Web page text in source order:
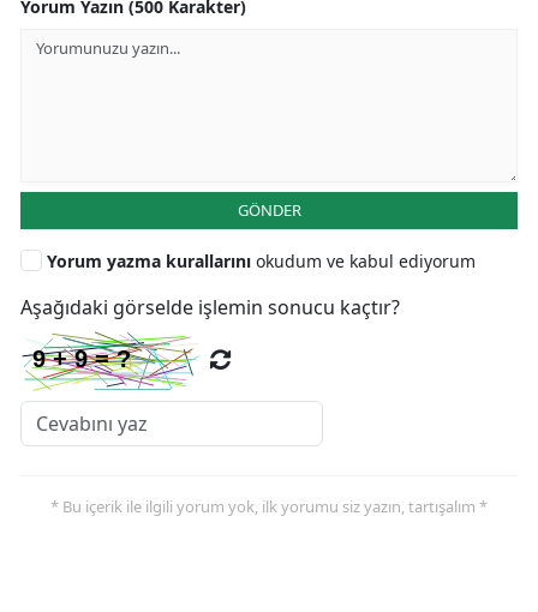
Yorum Yazın (500 Karakter)
GÖNDER
Yorum yazma kurallarını okudum ve kabul ediyorum
Aşağıdaki görselde işlemin sonucu kaçtır?
* Bu içerik ile ilgili yorum yok, ilk yorumu siz yazın, tartışalım *